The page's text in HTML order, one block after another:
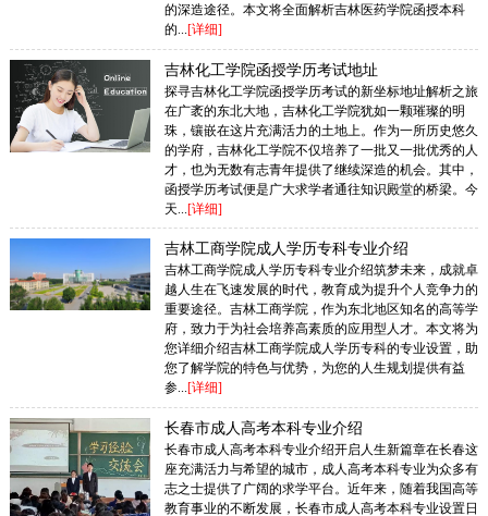
的深造途径。本文将全面解析吉林医药学院函授本科
的... [详细]
吉林化工学院函授学历考试地址
探寻吉林化工学院函授学历考试的新坐标地址解析之旅
在广袤的东北大地，吉林化工学院犹如一颗璀璨的明
珠，镶嵌在这片充满活力的土地上。作为一所历史悠久
的学府，吉林化工学院不仅培养了一批又一批优秀的人
才，也为无数有志青年提供了继续深造的机会。其中，
函授学历考试便是广大求学者通往知识殿堂的桥梁。今
天... [详细]
吉林工商学院成人学历专科专业介绍
吉林工商学院成人学历专科专业介绍筑梦未来，成就卓
越人生在飞速发展的时代，教育成为提升个人竞争力的
重要途径。吉林工商学院，作为东北地区知名的高等学
府，致力于为社会培养高素质的应用型人才。本文将为
您详细介绍吉林工商学院成人学历专科的专业设置，助
您了解学院的特色与优势，为您的人生规划提供有益
参...[详细]
长春市成人高考本科专业介绍
长春市成人高考本科专业介绍开启人生新篇章在长春这
座充满活力与希望的城市，成人高考本科专业为众多有
志之士提供了广阔的求学平台。近年来，随着我国高等
教育事业的不断发展，长春市成人高考本科专业设置日